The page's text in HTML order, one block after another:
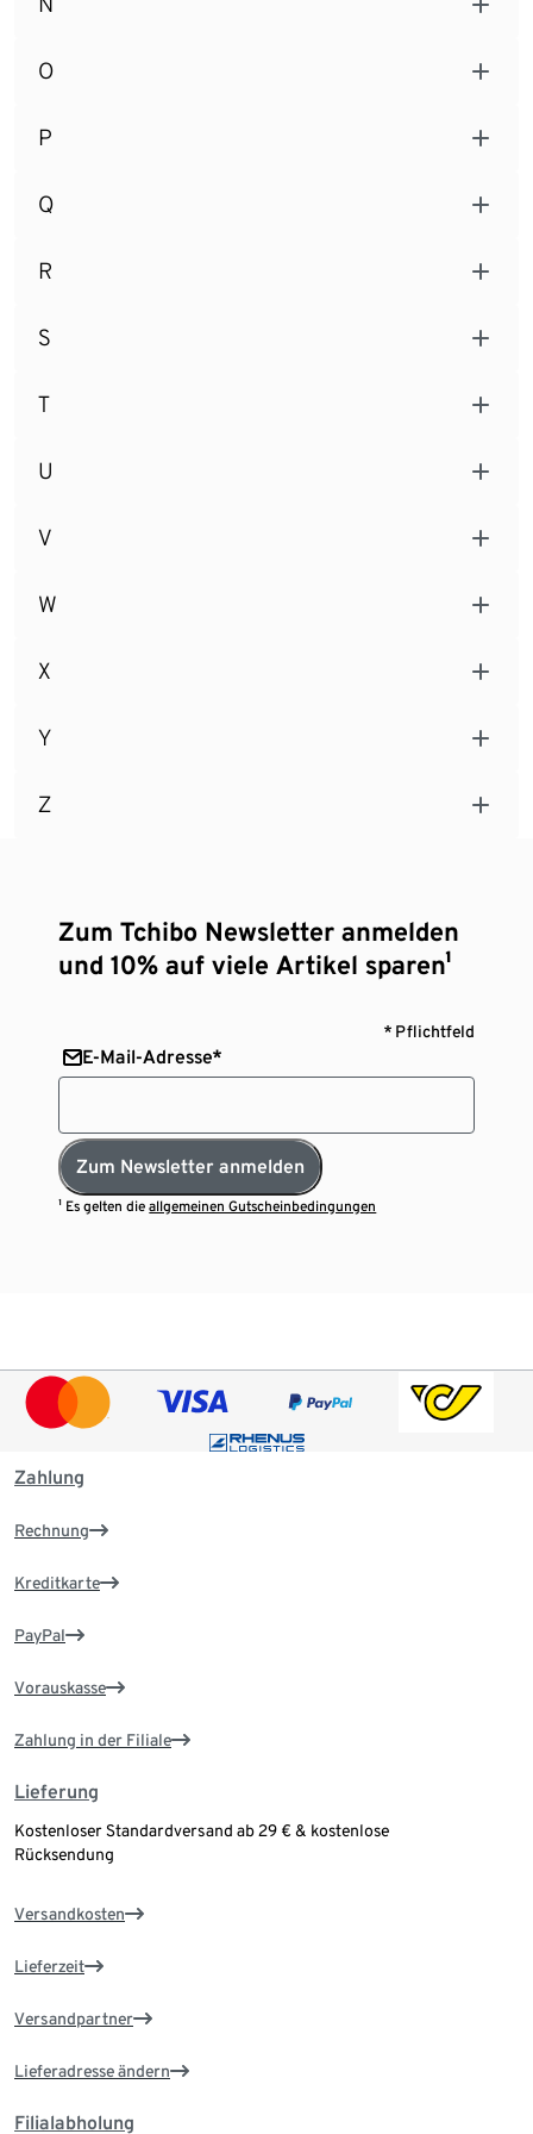
O
P
Q
R
S
T
U
V
W
X
Y
Z
Zum Tchibo Newsletter anmelden
und 10% auf viele Artikel sparen¹
* Pflichtfeld
E-Mail-Adresse*
Zum Newsletter anmelden
¹ Es gelten dieallgemeinen Gutscheinbedingungen
Zahlung
Rechnung
Kreditkarte
PayPal
Vorauskasse
Zahlung in der Filiale
Lieferung
Kostenloser Standardversand ab 29 € & kostenlose
Rücksendung
Versandkosten
Lieferzeit
Versandpartner
Lieferadresse ändern
Filialabholung